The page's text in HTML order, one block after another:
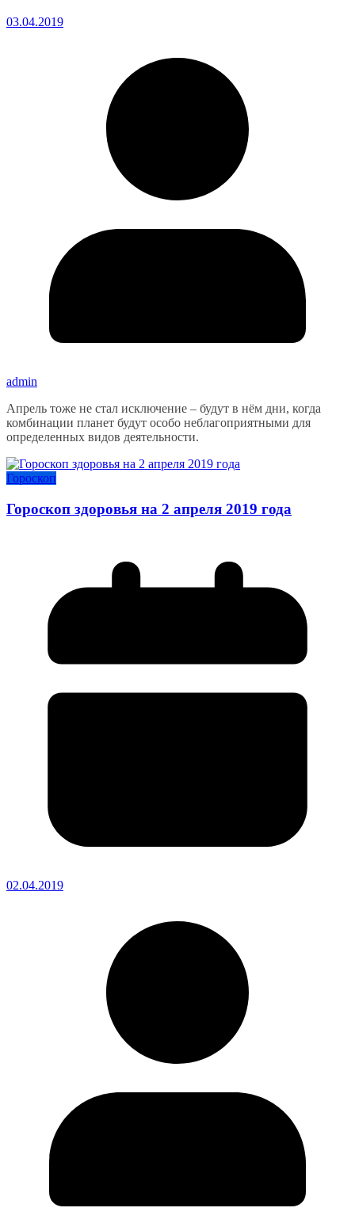
03.04.2019
admin
Апрель тоже не стал исключение – будут в нём дни, когда
комбинации планет будут особо неблагоприятными для
определенных видов деятельности.
Гороскоп
Гороскоп здоровья на 2 апреля 2019 года
02.04.2019